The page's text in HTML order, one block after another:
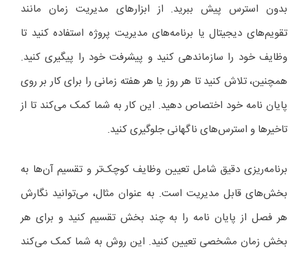
بدون استرس پیش ببرید. از ابزارهای مدیریت زمان مانند
تقویم‌های دیجیتال یا برنامه‌های مدیریت پروژه استفاده کنید تا
وظایف خود را سازماندهی کنید و پیشرفت خود را پیگیری کنید.
همچنین، تلاش کنید تا هر روز یا هر هفته زمانی را برای کار بر روی
پایان نامه خود اختصاص دهید. این کار به شما کمک می‌کند تا از
تاخیرها و استرس‌های ناگهانی جلوگیری کنید.
برنامه‌ریزی دقیق شامل تعیین وظایف کوچک‌تر و تقسیم آن‌ها به
بخش‌های قابل مدیریت است. به عنوان مثال، می‌توانید نگارش
هر فصل از پایان نامه را به چند بخش تقسیم کنید و برای هر
بخش زمان مشخصی تعیین کنید. این روش به شما کمک می‌کند